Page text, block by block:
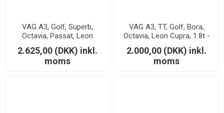
VAG A3, Golf, Superb,
Octavia, Passat, Leon
1.8/2.0 TSi - Downpipe
2.625,00 (DKK) inkl.
moms
VAG A3, TT, Golf, Bora,
Octavia, Leon Cupra, 1.8t -
Downpipe
2.000,00 (DKK) inkl.
moms